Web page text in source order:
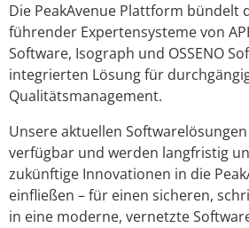
Die PeakAvenue Plattform bündelt
führender Expertensysteme von
Software, Isograph und OSSENO
integrierten Lösung für
Qualitätsmanagement.
Unsere aktuellen
verfügbar und werden langfristig
zukünftige Innovationen in die
einfließen – für einen sicheren,
in eine moderne, vernetzte